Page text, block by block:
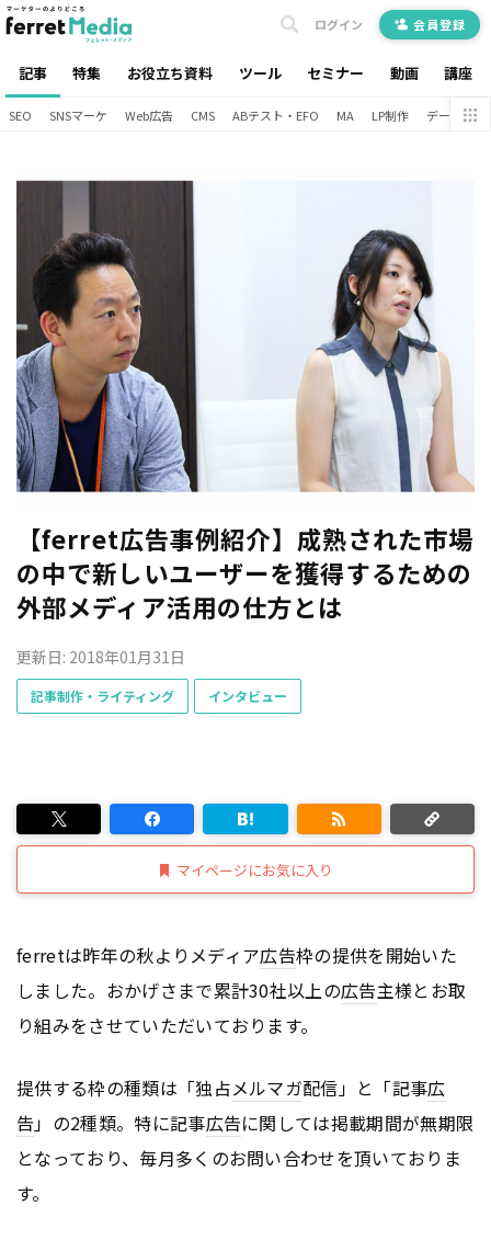
記事 特集 お役立ち資料 ツール セミナー 動画 講座
ログイン 会員登録
SEO SNSマーケ Web広告 CMS ABテスト・EFO MA LP制作 データ分析
【ferret広告事例紹介】成熟された市場
の中で新しいユーザーを獲得するための
外部メディア活用の仕方とは
更新日: 2018年01月31日
記事制作・ライティング インタビュー
マイページにお気に入り
ferretは昨年の秋よりメディア広告枠の提供を開始いた
しました。おかげさまで累計30社以上の広告主様とお取
り組みをさせていただいております。
提供する枠の種類は「独占メルマガ配信」と「記事広
告」の2種類。特に記事広告に関しては掲載期間が無期限
となっており、毎月多くのお問い合わせを頂いておりま
す。